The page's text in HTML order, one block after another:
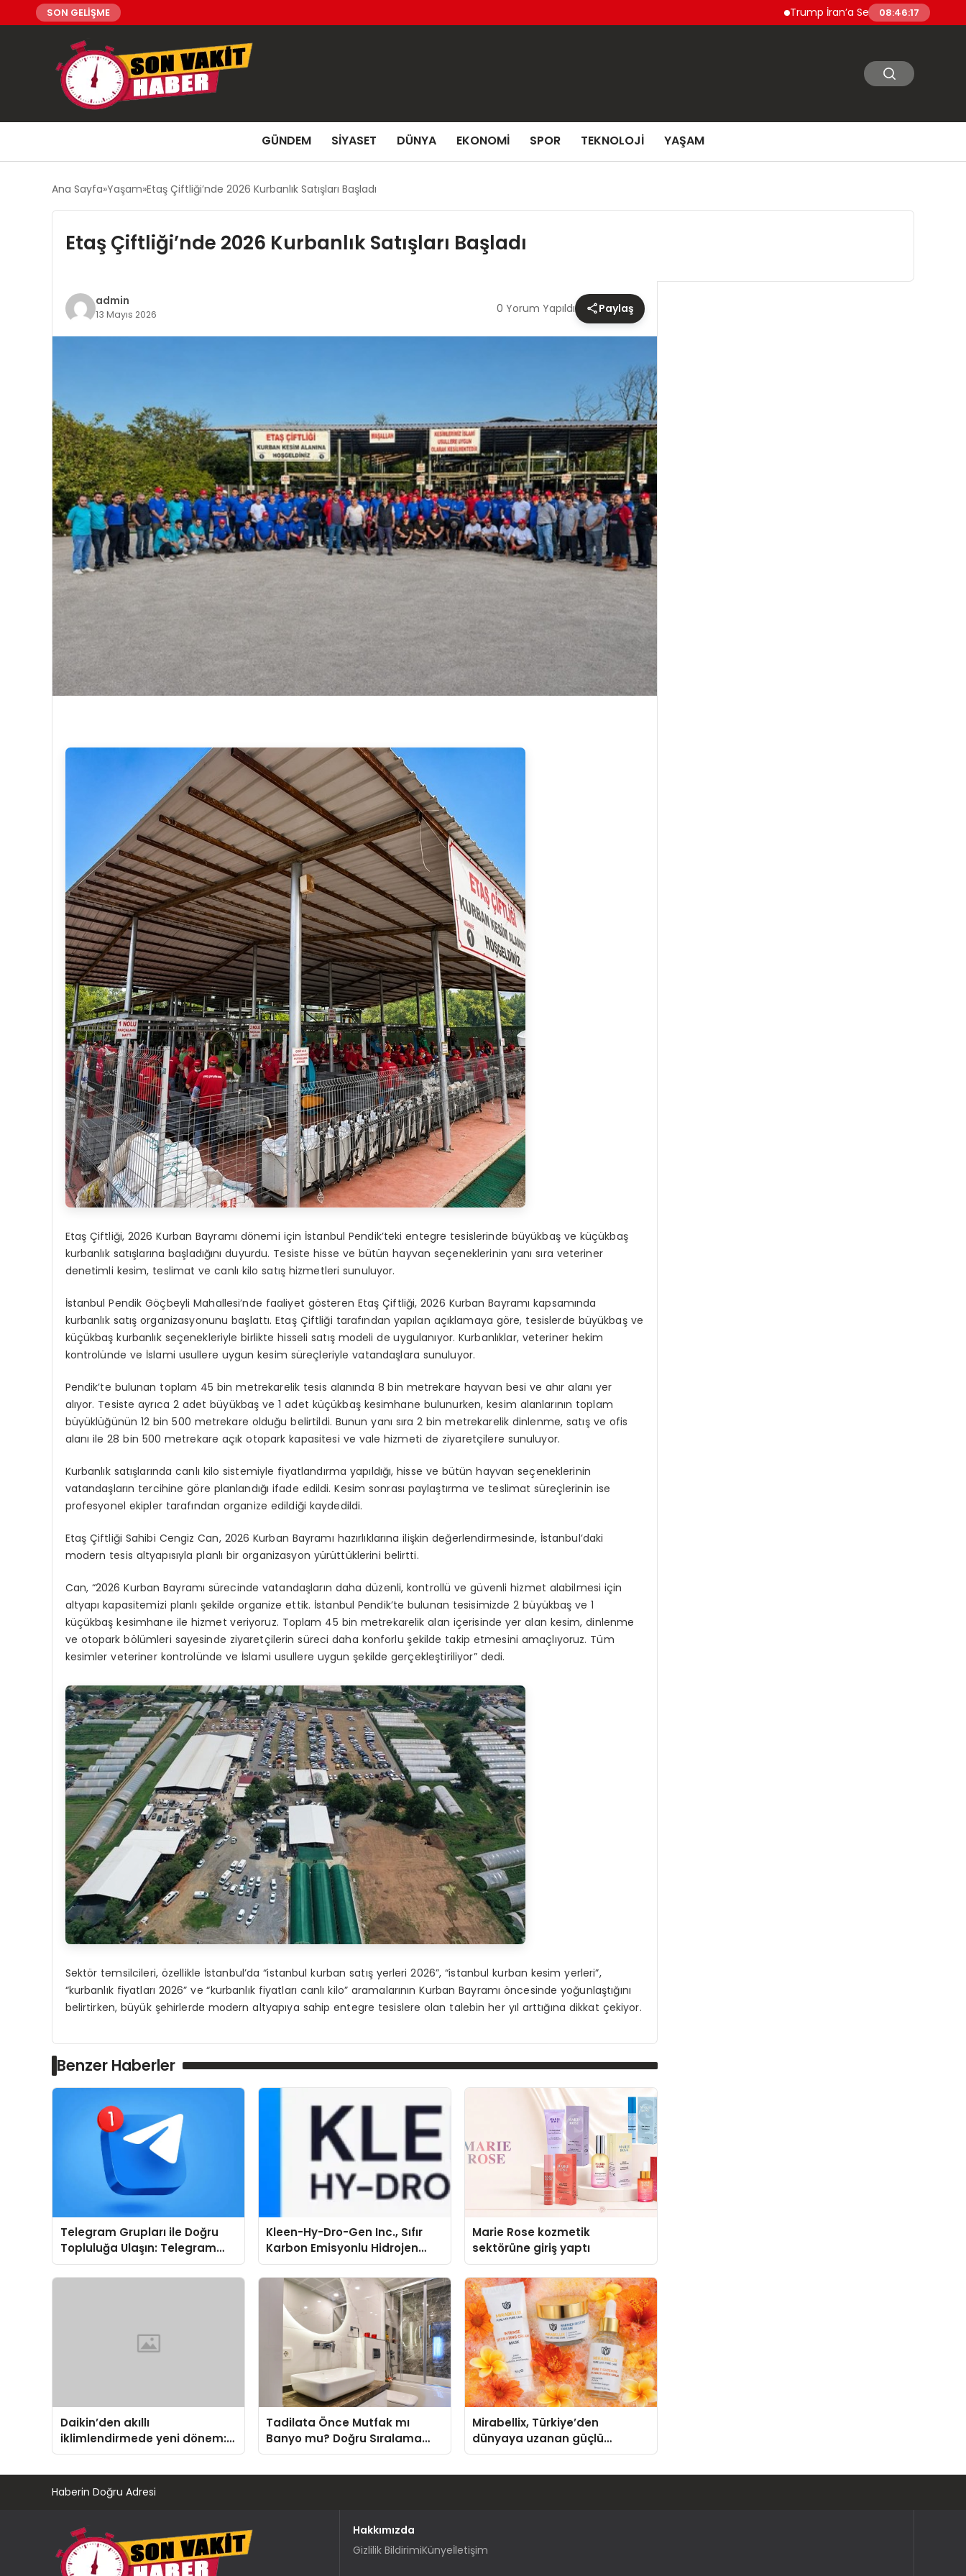
SON GELİŞME Trump İran’a Sert Yanıt Vermeye
08:46:18
GÜNDEM SIYASET DÜNYA EKONOMI SPOR TEKNOLOJI YAŞAM
Ana Sayfa Yaşam Etaş Çiftliği’nde 2026 Kurbanlık Satışları Başladı
Etaş Çiftliği’nde 2026 Kurbanlık Satışları Başladı
admin
13 Mayıs 2026 0 Yorum Yapıldı Paylaş
Etaş Çiftliği, 2026 Kurban Bayramı dönemi için İstanbul Pendik’teki entegre tesislerinde büyükbaş ve küçükbaş
kurbanlık satışlarına başladığını duyurdu. Tesiste hisse ve bütün hayvan seçeneklerinin yanı sıra veteriner
denetimli kesim, teslimat ve canlı kilo satış hizmetleri sunuluyor.
İstanbul Pendik Göçbeyli Mahallesi’nde faaliyet gösteren Etaş Çiftliği, 2026 Kurban Bayramı kapsamında
kurbanlık satış organizasyonunu başlattı. Etaş Çiftliği tarafından yapılan açıklamaya göre, tesislerde büyükbaş ve
küçükbaş kurbanlık seçenekleriyle birlikte hisseli satış modeli de uygulanıyor. Kurbanlıklar, veteriner hekim
kontrolünde ve İslami usullere uygun kesim süreçleriyle vatandaşlara sunuluyor.
Pendik’te bulunan toplam 45 bin metrekarelik tesis alanında 8 bin metrekare hayvan besi ve ahır alanı yer
alıyor. Tesiste ayrıca 2 adet büyükbaş ve 1 adet küçükbaş kesimhane bulunurken, kesim alanlarının toplam
büyüklüğünün 12 bin 500 metrekare olduğu belirtildi. Bunun yanı sıra 2 bin metrekarelik dinlenme, satış ve ofis
alanı ile 28 bin 500 metrekare açık otopark kapasitesi ve vale hizmeti de ziyaretçilere sunuluyor.
Kurbanlık satışlarında canlı kilo sistemiyle fiyatlandırma yapıldığı, hisse ve bütün hayvan seçeneklerinin
vatandaşların tercihine göre planlandığı ifade edildi. Kesim sonrası paylaştırma ve teslimat süreçlerinin ise
profesyonel ekipler tarafından organize edildiği kaydedildi.
Etaş Çiftliği Sahibi Cengiz Can, 2026 Kurban Bayramı hazırlıklarına ilişkin değerlendirmesinde, İstanbul’daki
modern tesis altyapısıyla planlı bir organizasyon yürüttüklerini belirtti.
Can, “2026 Kurban Bayramı sürecinde vatandaşların daha düzenli, kontrollü ve güvenli hizmet alabilmesi için
altyapı kapasitemizi planlı şekilde organize ettik. İstanbul Pendik’te bulunan tesisimizde 2 büyükbaş ve 1
küçükbaş kesimhane ile hizmet veriyoruz. Toplam 45 bin metrekarelik alan içerisinde yer alan kesim, dinlenme
ve otopark bölümleri sayesinde ziyaretçilerin süreci daha konforlu şekilde takip etmesini amaçlıyoruz. Tüm
kesimler veteriner kontrolünde ve İslami usullere uygun şekilde gerçekleştiriliyor” dedi.
Sektör temsilcileri, özellikle İstanbul’da “istanbul kurban satış yerleri 2026”, “istanbul kurban kesim yerleri”,
“kurbanlık fiyatları 2026” ve “kurbanlık fiyatları canlı kilo” aramalarının Kurban Bayramı öncesinde yoğunlaştığını
belirtirken, büyük şehirlerde modern altyapıya sahip entegre tesislere olan talebin her yıl arttığına dikkat çekiyor.
Benzer Haberler
Telegram Grupları ile Doğru
Topluluğa Ulaşın: Telegram
Gruplarında Aradığınız Konuyu
Bulun
Kleen-Hy-Dro-Gen Inc., Sıfır
Karbon Emisyonlu Hidrojen
Isıtma Teknolojisinde ISO ve
TSSA Düzenleyici Onaylarını
Marie Rose kozmetik
sektörüne giriş yaptı
Daikin’den akıllı
iklimlendirmede yeni dönem:
Madoka Plus Türkiye’de
Tadilata Önce Mutfak mı
Banyo mu? Doğru Sıralama
Neden Bu Kadar Önemli?
Mirabellix, Türkiye’den
dünyaya uzanan güçlü
büyümesini sürdürüyor
Haberin Doğru Adresi
Hakkımızda
Gizlilik BildirimiKünyeİletişim